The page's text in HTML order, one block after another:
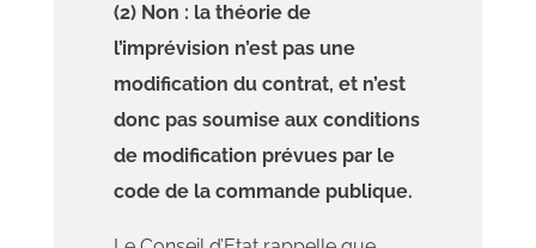
(2) Non : la théorie de
l’imprévision n’est pas une
modification du contrat, et n’est
donc pas soumise aux conditions
de modification prévues par le
code de la commande publique.